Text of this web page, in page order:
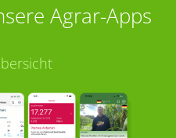
Agrar-Apps